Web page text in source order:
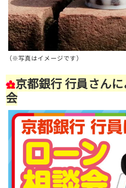
（※写真はイメージです）
京都銀行 行員さん
会